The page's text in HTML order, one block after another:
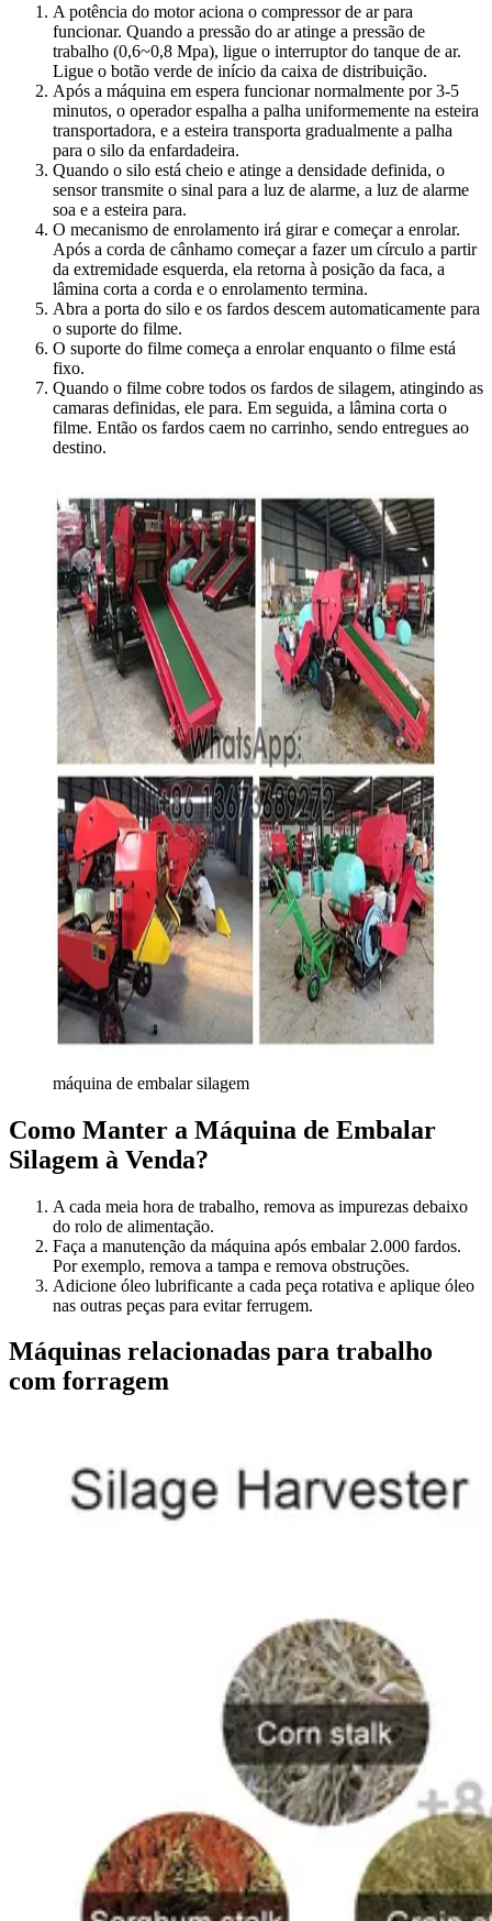
A potência do motor aciona o compressor de ar para
funcionar. Quando a pressão do ar atinge a pressão de
trabalho (0,6~0,8 Mpa), ligue o interruptor do tanque de ar.
Ligue o botão verde de início da caixa de distribuição.
Após a máquina em espera funcionar normalmente por 3-5
minutos, o operador espalha a palha uniformemente na esteira
transportadora, e a esteira transporta gradualmente a palha
para o silo da enfardadeira.
Quando o silo está cheio e atinge a densidade definida, o
sensor transmite o sinal para a luz de alarme, a luz de alarme
soa e a esteira para.
O mecanismo de enrolamento irá girar e começar a enrolar.
Após a corda de cânhamo começar a fazer um círculo a partir
da extremidade esquerda, ela retorna à posição da faca, a
lâmina corta a corda e o enrolamento termina.
Abra a porta do silo e os fardos descem automaticamente para
o suporte do filme.
O suporte do filme começa a enrolar enquanto o filme está
fixo.
Quando o filme cobre todos os fardos de silagem, atingindo as
camaras definidas, ele para. Em seguida, a lâmina corta o
filme. Então os fardos caem no carrinho, sendo entregues ao
destino.
máquina de embalar silagem
Como Manter a Máquina de Embalar
Silagem à Venda?
A cada meia hora de trabalho, remova as impurezas debaixo
do rolo de alimentação.
Faça a manutenção da máquina após embalar 2.000 fardos.
Por exemplo, remova a tampa e remova obstruções.
Adicione óleo lubrificante a cada peça rotativa e aplique óleo
nas outras peças para evitar ferrugem.
Máquinas relacionadas para trabalho
com forragem